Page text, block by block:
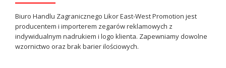
Biuro Handlu Zagranicznego Likor East-West Promotion jest
producentem i importerem zegarów reklamowych z
indywidualnym nadrukiem i logo klienta. Zapewniamy dowolne
wzornictwo oraz brak barier ilościowych.